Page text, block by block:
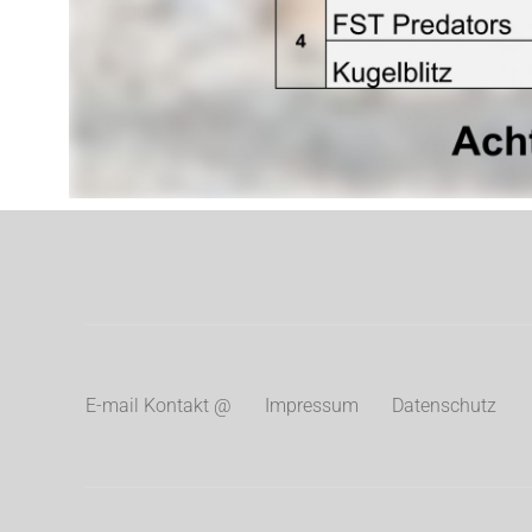
E-mail Kontakt @ Impressum Datenschutz